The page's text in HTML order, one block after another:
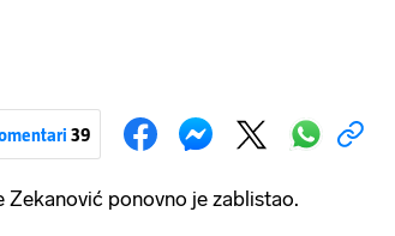
39
Zekanović ponovno je zablistao.